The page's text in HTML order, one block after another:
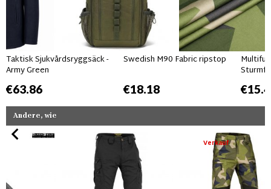
Taktisk Sjukvårdsryggsäck -
Army Green
€63.86
Swedish M90 Fabric ripstop
€18.18
Andere, wie
Verkauf